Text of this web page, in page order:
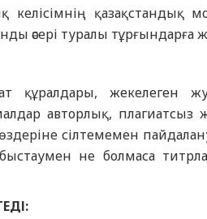
келісімнің қазақстандық
әсері туралы тұрғындарға
құралдары,
авторлық,
сілтемемен
не болмаса